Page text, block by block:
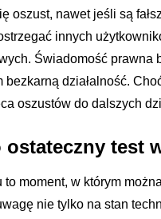
oszust, nawet jeśli są
innych
Świadomość prawna
bezkarną działalność.
oszustów do dalszych
test
moment, w którym
nie tylko na stan